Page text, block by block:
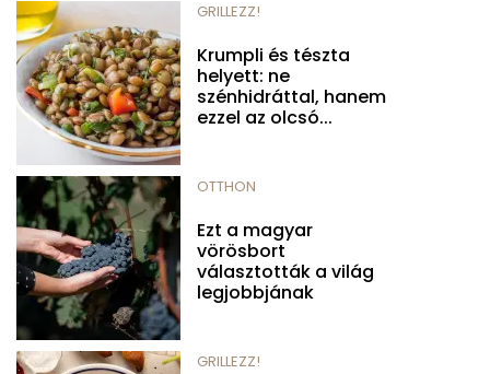
GRILLEZZ!
Krumpli és tészta
helyett: ne
szénhidráttal, hanem
ezzel az olcsó...
OTTHON
Ezt a magyar
vörösbort
választották a világ
legjobbjának
GRILLEZZ!